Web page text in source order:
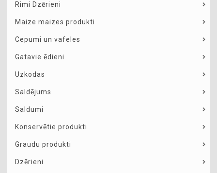
Rimi Dzērieni
Maize maizes produkti
Cepumi un vafeles
Gatavie ēdieni
Uzkodas
Saldējums
Saldumi
Konservētie produkti
Graudu produkti
Dzērieni